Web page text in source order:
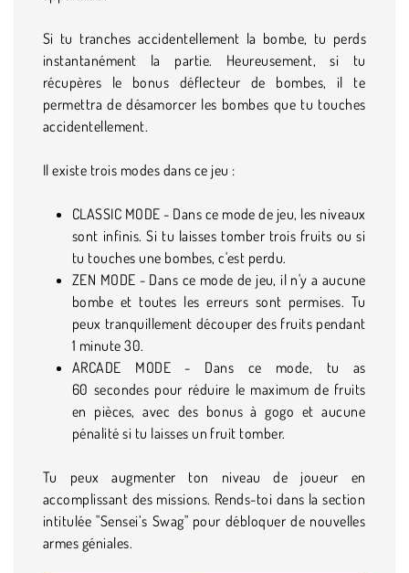
Si tu tranches accidentellement la bombe, tu perds
instantanément la partie. Heureusement, si tu
récupères le bonus déflecteur de bombes, il te
permettra de désamorcer les bombes que tu touches
accidentellement.
Il existe trois modes dans ce jeu :
CLASSIC MODE - Dans ce mode de jeu, les niveaux
sont infinis. Si tu laisses tomber trois fruits ou si
tu touches une bombes, c'est perdu.
ZEN MODE - Dans ce mode de jeu, il n'y a aucune
bombe et toutes les erreurs sont permises. Tu
peux tranquillement découper des fruits pendant
1 minute 30.
ARCADE MODE - Dans ce mode, tu as
60 secondes pour réduire le maximum de fruits
en pièces, avec des bonus à gogo et aucune
pénalité si tu laisses un fruit tomber.
Tu peux augmenter ton niveau de joueur en
accomplissant des missions. Rends-toi dans la section
intitulée "Sensei’s Swag" pour débloquer de nouvelles
armes géniales.